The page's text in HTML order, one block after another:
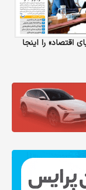
اقتصاد» را اینجا